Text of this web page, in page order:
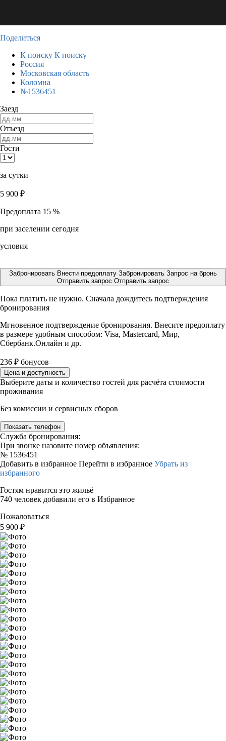
Поделиться
К поиску К поиску
Россия
Московская область
Коломна
№1536451
Заезд
Отъезд
Гости
за сутки
5 900 ₽
Предоплата 15 %
при заселении сегодня
условия
Забронировать Внести предоплату Забронировать Запрос на бронь
Отправить запрос Отправить запрос
Пока платить не нужно. Сначала дождитесь подтверждения
бронирования
Мгновенное подтверждение бронирования. Внесите предоплату
в размере удобным способом: Visa, Mastercard, Мир,
Сбербанк.Онлайн и др.
236 ₽ бонусов
Цена и доступность
Выберите даты и количество гостей для расчёта стоимости
проживания
Без комиссии и сервисных сборов
Показать телефон
Служба бронирования:
При звонке назовите номер объявления:
№ 1536451
Добавить в избранное Перейти в избранное Убрать из
избранного
Гостям нравится это жильё
740 человек добавили его в Избранное
Пожаловаться
5 900 ₽